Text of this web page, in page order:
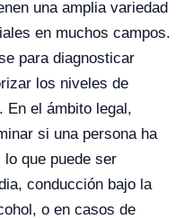
una amplia variedad
en muchos campos.
para diagnosticar
los niveles de
En el ámbito legal,
si una persona ha
que puede ser
conducción bajo la
o en casos de